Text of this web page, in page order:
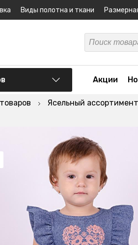
Виды полотна и ткани
Акции
Ясельный ассортимент